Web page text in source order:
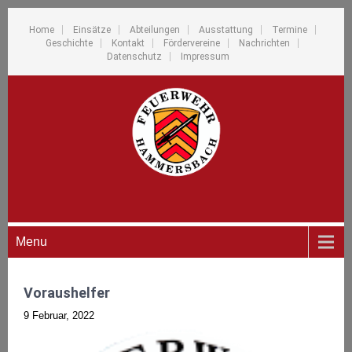
Home Einsätze Abteilungen Ausstattung
Termine
Geschichte
Kontakt Fördervereine
Nachrichten
Datenschutz
Impressum
Menu
Voraushelfer
9 Februar, 2022